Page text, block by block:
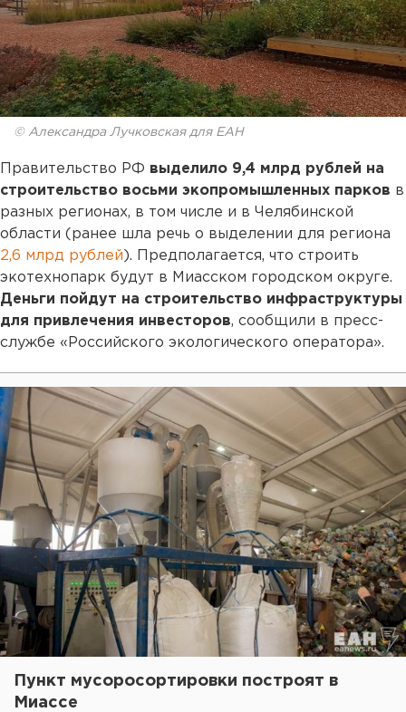
© Александра Лучковская для ЕАН
Правительство РФ выделило 9,4 млрд рублей на
строительство восьми экопромышленных парков в
разных регионах, в том числе и в Челябинской
области (ранее шла речь о выделении для региона
2,6 млрд рублей ). Предполагается, что строить
экотехнопарк будут в Миасском городском округе.
Деньги пойдут на строительство инфраструктуры
для привлечения инвесторов, сообщили в пресс-
службе «Российского экологического оператора».
Пункт мусоросортировки построят в
Миассе